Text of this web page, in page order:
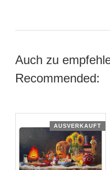
Auch zu
Recommended:
AUSVERKAUFT